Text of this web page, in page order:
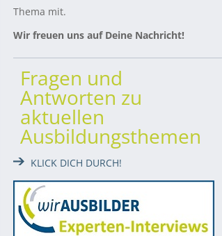
Thema mit.
Wir freuen uns auf Deine Nachricht!
Fragen und
Antworten zu
aktuellen
Ausbildungsthemen
KLICK DICH DURCH!